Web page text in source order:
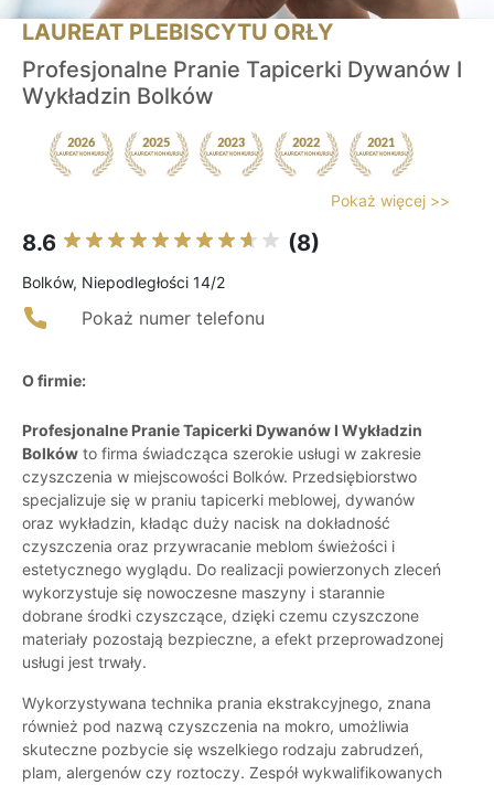
LAUREAT PLEBISCYTU ORŁY
Profesjonalne Pranie Tapicerki Dywanów I
Wykładzin Bolków
Pokaż więcej >>
8.6 (8)
Bolków, Niepodległości 14/2
Pokaż numer telefonu
O firmie:
Profesjonalne Pranie Tapicerki Dywanów I Wykładzin
Bolków to firma świadcząca szerokie usługi w zakresie
czyszczenia w miejscowości Bolków. Przedsiębiorstwo
specjalizuje się w praniu tapicerki meblowej, dywanów
oraz wykładzin, kładąc duży nacisk na dokładność
czyszczenia oraz przywracanie meblom świeżości i
estetycznego wyglądu. Do realizacji powierzonych zleceń
wykorzystuje się nowoczesne maszyny i starannie
dobrane środki czyszczące, dzięki czemu czyszczone
materiały pozostają bezpieczne, a efekt przeprowadzonej
usługi jest trwały.
Wykorzystywana technika prania ekstrakcyjnego, znana
również pod nazwą czyszczenia na mokro, umożliwia
skuteczne pozbycie się wszelkiego rodzaju zabrudzeń,
plam, alergenów czy roztoczy. Zespół wykwalifikowanych